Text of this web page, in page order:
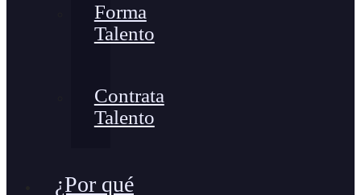
Forma
Talento
Contrata
Talento
¿Por qué